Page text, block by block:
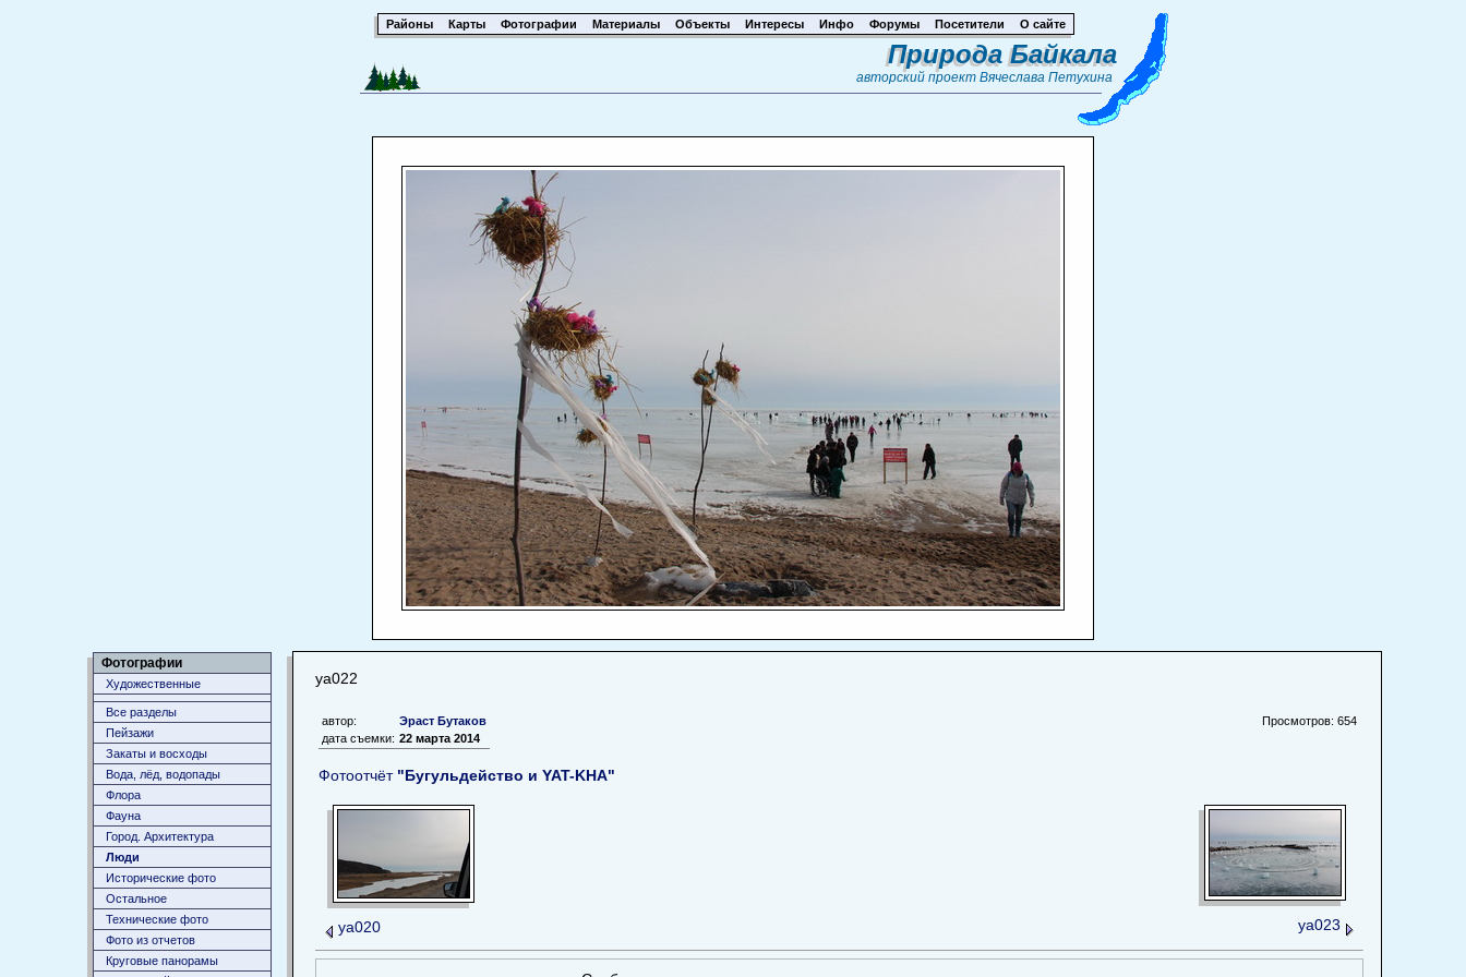
Районы Карты Фотографии Материалы Объекты Интересы Инфо Форумы Посетители О сайте
Природа Байкала
авторский проект Вячеслава Петухина
Фотографии
Художественные
Все разделы
Пейзажи
Закаты и восходы
Вода, лёд, водопады
Флора
Фауна
Город. Архитектура
Люди
Исторические фото
Остальное
Технические фото
Фото из отчетов
Круговые панорамы
уа022
автор:
Эраст Бутаков
дата съемки: 22 марта 2014
Фотоотчёт "Бугульдейство и YAT-KHA"
Просмотров: 654
уа020 уа023